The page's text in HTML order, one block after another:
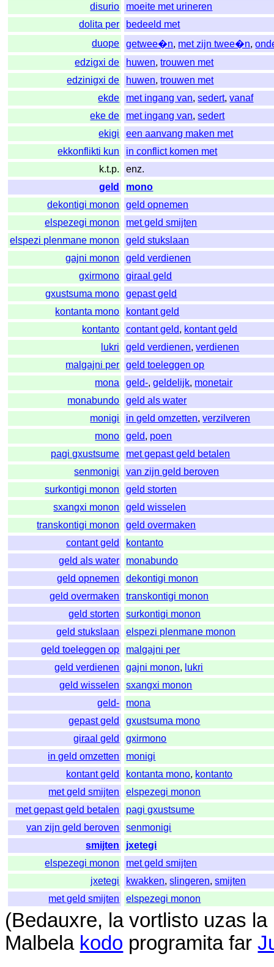
disurio
moeite met urineren
dolita per
bedeeld met
duope
getwee�n, met zijn twee�n,
edzigxi de
huwen,trouwen met
edzinigxi de
huwen,trouwen met
ekde
met ingang van,sedert,vanaf
eke de
met ingang van,sedert
ekigi
een aanvang maken met
ekkonflikti kun
in conflict komen met
k.t.p.
enz.
geld
mono
dekontigi monon
geld opnemen
elspezegi monon
met geld smijten
elspezi plenmane monon
geld stukslaan
gajni monon
geld verdienen
gxirmono
giraal geld
gxustsuma mono
gepast geld
kontanta mono
kontant geld
kontanto
contant geld, kontant geld
lukri
geld verdienen,verdienen
malgajni per
geld toeleggen op
mona
geld-,geldelijk, monetair
monabundo
geld als water
monigi
in geld omzetten,verzilveren
mono
geld, poen
pagi gxustsume
met gepast geld betalen
senmonigi
van zijn geld beroven
surkontigi monon
geld storten
sxangxi monon
geld wisselen
transkontigi monon
geld overmaken
contant geld
kontanto
geld als water
monabundo
geld opnemen
dekontigi monon
geld overmaken
transkontigi monon
geld storten
surkontigi monon
geld stukslaan
elspezi plenmane monon
geld toeleggen op
malgajni per
geld verdienen
gajni monon, lukri
geld wisselen
sxangxi monon
geld-
mona
gepast geld
gxustsuma mono
giraal geld
gxirmono
in geld omzetten
monigi
kontant geld
kontanta mono, kontanto
met geld smijten
elspezegi monon
met gepast geld betalen
pagi gxustsume
van zijn geld beroven
senmonigi
smijten
jxetegi
elspezegi monon
met geld smijten
jxetegi
kwakken,slingeren,smijten
met geld smijten
elspezegi monon
(Bedauxre, la vortlisto uzas la
Malbela kodo programita far